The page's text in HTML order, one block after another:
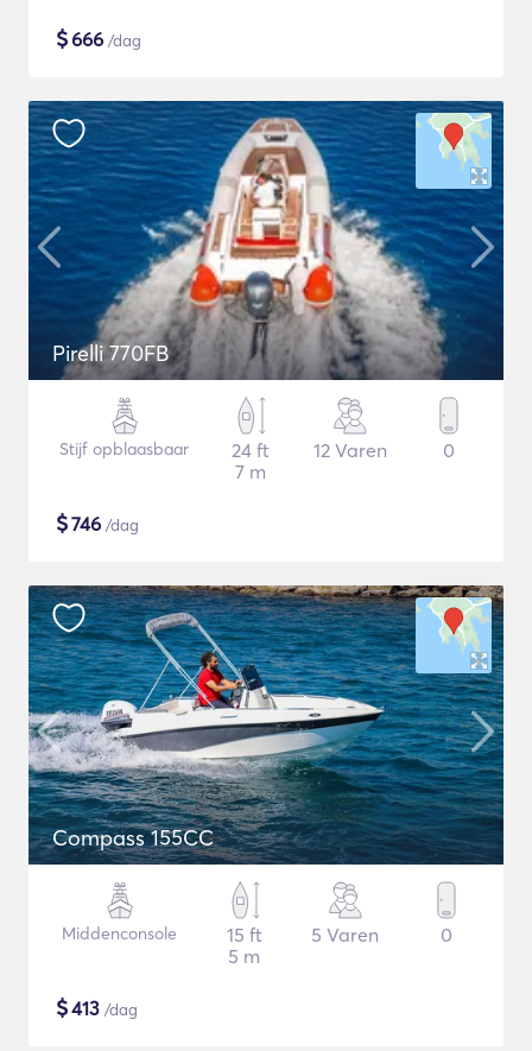
$666 /dag
Pirelli 770FB
Stijf opblaasbaar
24 ft
7 m
12 Varen 0
$746 /dag
Compass 155CC
Middenconsole
15 ft
5 m
5 Varen 0
$413 /dag